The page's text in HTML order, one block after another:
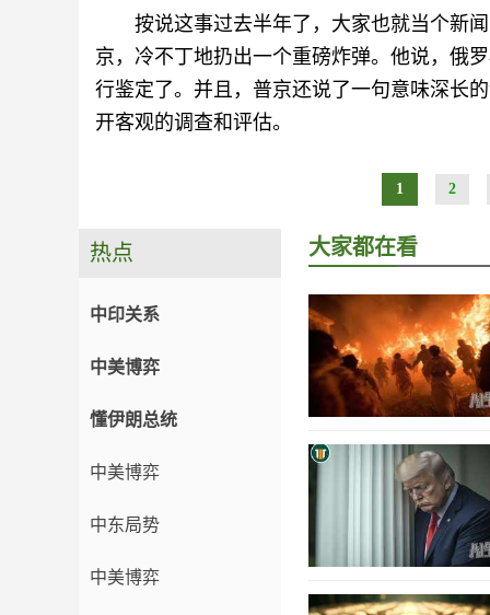
按说这事过去半年了，大家也就当个新
京，冷不丁地扔出一个重磅炸弹。他说，俄
行鉴定了。并且，普京还说了一句意味深长
开客观的调查和评估。
1 2
热点
中印关系
中美博弈
懂伊朗总统
中美博弈
中东局势
中美博弈
大家都在看